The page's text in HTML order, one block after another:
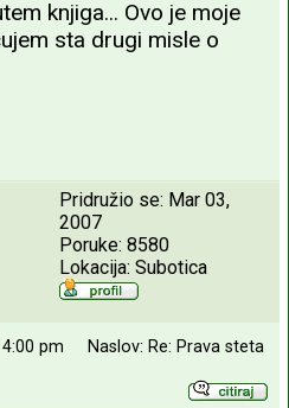
knjiga... Ovo je moje
sta drugi misle o
Pridružio se: Mar 03,
2007
Poruke: 8580
Lokacija: Subotica
pm
Naslov: Re: Prava steta